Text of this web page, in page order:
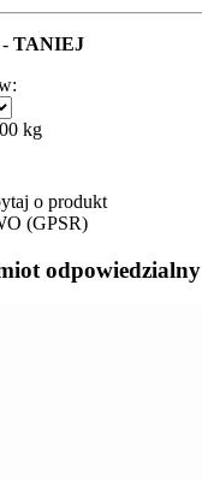
TANIEJ
kg
o produkt
(GPSR)
odpowiedzialny